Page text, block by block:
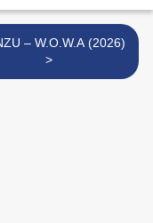
– W.O.W.A (2026)
>